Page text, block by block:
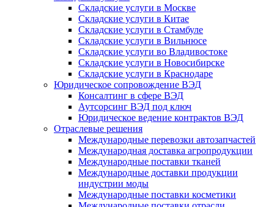
Складские услуги в Москве
Складские услуги в Китае
Складские услуги в Стамбуле
Складские услуги в Вильнюсе
Складские услуги во Владивостоке
Складские услуги в Новосибирске
Складские услуги в Краснодаре
Юридическое сопровождение ВЭД
Консалтинг в сфере ВЭД
Аутсорсинг ВЭД под ключ
Юридическое ведение контрактов ВЭД
Отраслевые решения
Международные перевозки автозапчастей
Международная доставка агропродукции
Международные поставки тканей
Международные доставки продукции
индустрии моды
Международные поставки косметики